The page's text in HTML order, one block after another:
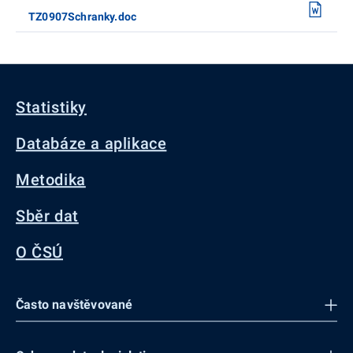
TZ0907Schranky.doc
Statistiky
Databáze a aplikace
Metodika
Sběr dat
O ČSÚ
Často navštěvované